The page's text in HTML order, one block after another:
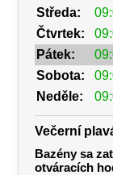
Středa:
Čtvrtek:
Pátek:
Sobota:
Neděle:
Večerní
Bazény sa
otváracích